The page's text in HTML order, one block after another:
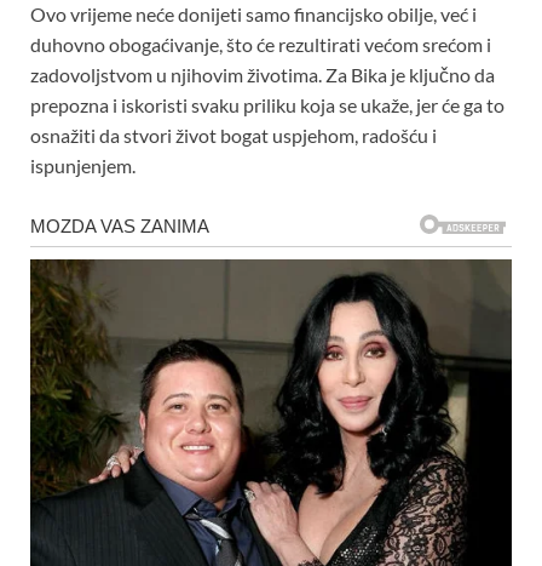
Ovo vrijeme neće donijeti samo financijsko obilje, već i
duhovno obogaćivanje, što će rezultirati većom srećom i
zadovoljstvom u njihovim životima. Za Bika je ključno da
prepozna i iskoristi svaku priliku koja se ukaže, jer će ga to
osnažiti da stvori život bogat uspjehom, radošću i
ispunjenjem.